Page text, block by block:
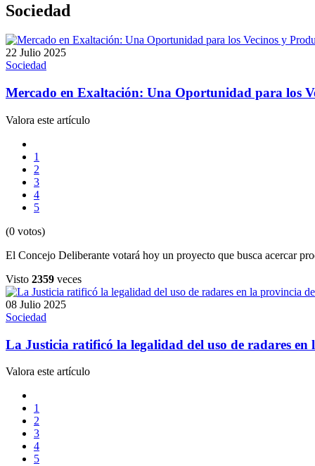
Sociedad
22 Julio 2025
Sociedad
Mercado en Exaltación: Una Oportunidad para los
Valora este artículo
1
2
3
4
5
(0 votos)
El Concejo Deliberante votará hoy un proyecto que busca acercar
Visto 2359 veces
08 Julio 2025
Sociedad
La Justicia ratificó la legalidad del uso de radares en
Valora este artículo
1
2
3
4
5